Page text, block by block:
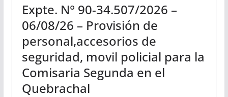
Expte. N° 90-34.507/2026 –
06/08/26 – Provisión de
personal,accesorios de
seguridad, movil policial para la
Comisaria Segunda en el
Quebrachal